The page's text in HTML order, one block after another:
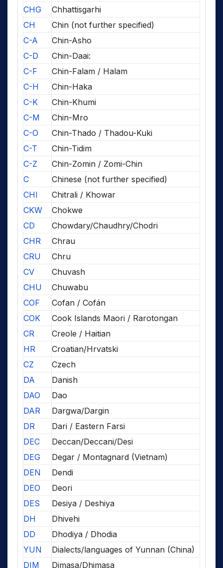
CHG
Chhattisgarhi
CH
Chin (not further specified)
C-A
Chin-Asho
C-D
Chin-Daai:
C-F
Chin-Falam / Halam
C-H
Chin-Haka
C-K
Chin-Khumi
C-M
Chin-Mro
C-O
Chin-Thado / Thadou-Kuki
C-T
Chin-Tidim
C-Z
Chin-Zomin / Zomi-Chin
C
Chinese (not further specified)
CHI
Chitrali / Khowar
CKW
Chokwe
CD
Chowdary/Chaudhry/Chodri
CHR
Chrau
CRU
Chru
CV
Chuvash
CHU
Chuwabu
COF
Cofan / Cofán
COK
Cook Islands Maori / Rarotongan
CR
Creole / Haitian
HR
Croatian/Hrvatski
CZ
Czech
DA
Danish
DAO
Dao
DAR
Dargwa/Dargin
DR
Dari / Eastern Farsi
DEC
Deccan/Deccani/Desi
DEG
Degar / Montagnard (Vietnam)
DEN
Dendi
DEO
Deori
DES
Desiya / Deshiya
DH
Dhivehi
DD
Dhodiya / Dhodia
YUN
Dialects/languages of Yunnan (China)
DIM
Dimasa/Dhimasa